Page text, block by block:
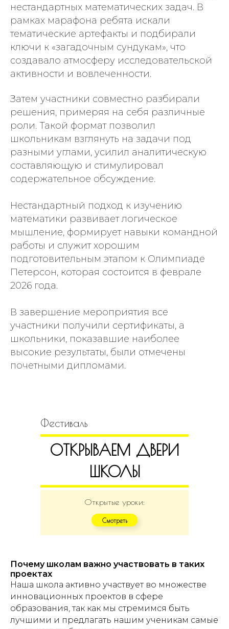
нестандартных математических задач. В
рамках марафона ребята искали
тематические артефакты и подбирали
ключи к «загадочным сундукам», что
создавало атмосферу исследовательской
активности и вовлеченности.
Затем участники совместно разбирали
решения, примеряя на себя различные
роли. Такой формат позволил
школьникам взглянуть на задачи под
разными углами, усилил аналитическую
составляющую и стимулировал
содержательное обсуждение.
Нестандартный подход к изучению
математики развивает логическое
мышление, формирует навыки командной
работы и служит хорошим
подготовительным этапом к Олимпиаде
Петерсон, которая состоится в феврале
2026 года.
В завершение мероприятия все
участники получили сертификаты, а
школьники, показавшие наиболее
высокие результаты, были отмечены
почетными дипломами.
Фестиваль
ОТКРЫВАЕМ ДВЕРИ
ШКОЛЫ
Открытые уроки:
Смотреть
Почему школам важно участвовать в таких
проектах
Наша школа активно участвует во множестве
инновационных проектов в сфере
образования, так как мы стремимся быть
лучшими и предлагать нашим ученикам самые